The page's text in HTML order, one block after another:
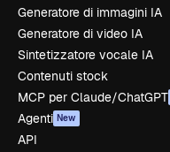
Generatore di immagini IA
Generatore di video IA
Sintetizzatore vocale IA
Contenuti stock
MCP per Claude/ChatGPT
Agenti New
API